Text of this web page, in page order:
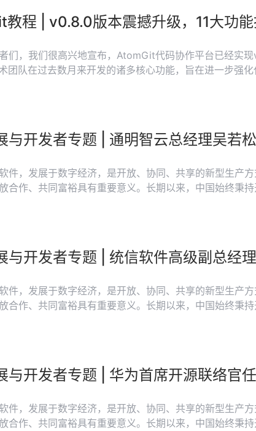
程 | v0.8.0版本震撼升级，11大功能
们，我们很高兴地宣布，AtomGit代码协作平台已经实
团队在过去数月来开发的诸多核心功能，旨在进一步强化
与开发者专题 | 通明智云总经理吴若
件，发展于数字经济，是开放、协同、共享的新型生产
合作、共同富裕具有重要意义。长期以来，中国始终秉
发者在开源技术领域的贡献和创新，帮助更多人更充分了
源项目、头部科技企业负责人和专家撰写署名文章，分享
件，发展于数字经济，是开放、协同、共享的新型生产
合作、共同富裕具有重要意义。长期以来，中国始终秉
发者在开源技术领域的贡献和创新，帮助更多人更充分了
源项目、头部科技企业负责人和专家撰写署名文章，分享
件，发展于数字经济，是开放、协同、共享的新型生产
合作、共同富裕具有重要意义。长期以来，中国始终秉